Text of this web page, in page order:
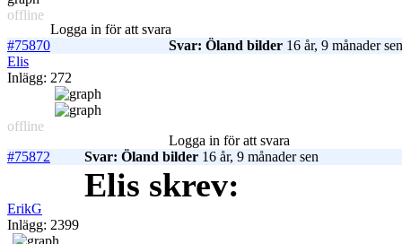
offline
Logga in för att svara
#75870
Svar: Öland bilder 16 år, 9 månader sen
Elis
Inlägg: 272
offline
Logga in för att svara
#75872
Svar: Öland bilder 16 år, 9 månader sen
ErikG
Inlägg: 2399
Elis skrev: